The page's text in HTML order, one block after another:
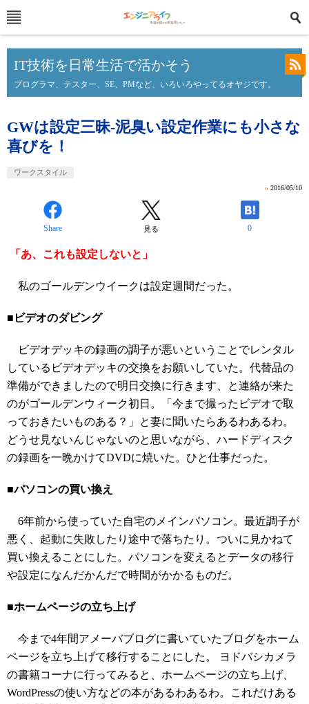
IT技術を日常生活で活かそう
プログラマ、テスター、SE、PMなど、いろいろやってるオヤジです。
GWは設定三昧-泥臭い設定作業にも小さな
喜びを！
ワークスタイル
» 2016/05/10
Share 見る 0
「あ、これも設定しないと」
私のゴールデンウイークは設定週間だった。
■ビデオのダビング
ビデオデッキの録画の調子が悪いということでレンタル
しているビデオデッキの交換をお願いしていた。代替品の
準備ができましたので明日交換に行きます、と連絡が来た
のがゴールデンウィーク初日。「今まで撮ったビデオで取
っておきたいものある？」と妻に聞いたらあるわあるわ。
どうせ見ないんじゃないのと思いながら、ハードディスク
の録画を一晩かけてDVDに焼いた。ひと仕事だった。
■パソコンの買い換え
6年前から使っていた自宅のメインパソコン。最近調子が
悪く、起動に失敗したり途中で落ちたり。ついに見かねて
買い換えることにした。パソコンを変えるとデータの移行
や設定になんだかんだで時間がかかるものだ。
■ホームページの立ち上げ
今まで4年間アメーバブログに書いていたブログをホーム
ページを立ち上げて移行することにした。 ヨドバシカメラ
の書籍コーナに行ってみると、ホームページの立ち上げ、
WordPressの使い方などの本があるわあるわ。これだけある